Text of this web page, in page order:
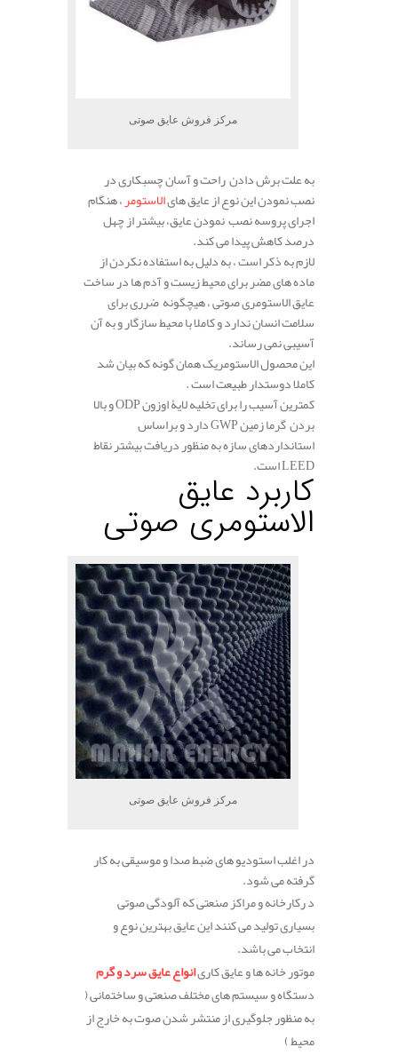
مرکز فروش عایق صوتی
به علت برش دادن راحت و آسان چسبکاری در
نصب نمودن این نوع از عایق هایالاستومر، هنگام
اجرای پروسه نصب نمودن عایق، بیشتر از چهل
درصد کاهش پیدا می کند.
لازم به ذکر است ، به دلیل به استفاده نکردن از
ماده های مضر برای محیط زیست و آدم ها در ساخت
عایق الاستومری صوتی ، هیچگونه ضرری برای
سلامت انسان ندارد و کاملا با محیط سازگار و به آن
آسیبی نمی رساند.
این محصول الاستومریک همان گونه که بیان شد
کاملا دوستدار طبیعت است .
کمترین آسیب را برای تخلیه لایۀ اوزونODPو بالا
بردن گرما زمینGWPدارد و براساس
استانداردهای سازه به منظور دریافت بیشتر نقاط
LEEDاست.
کاربرد عایق
الاستومری صوتی
مرکز فروش عایق صوتی
در اغلب استودیو های ضبط صدا و موسیقی به کار
گرفته می شود.
د رکارخانه و مراکز صنعتی که آلودگی صوتی
بسیاری تولید می کنند این عایق بهترین نوع و
انتخاب می باشد.
موتور خانه ها و عایق کاریانواع عایق سرد و گرم
دستگاه و سیستم های مختلف صنعتی و ساختمانی (
به منظور جلوگیری از منتشر شدن صوت به خارج از
محیط )